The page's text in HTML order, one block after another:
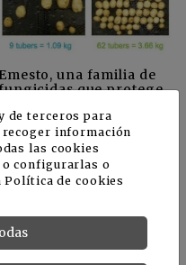
Emesto, una familia de
que protege
de terceros para
información
las cookies
o configurarlas o
Política de cookies